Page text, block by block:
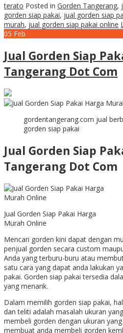
terato Posted in Gorden Tangerang,
gorden siap pakai, jual gorden siap
murah, jual gorden siap pakai online
05 Feb
Jual Gorden Siap
Tangerang Dot Com
gordentangerang.com jual
gorden siap pakai
Jual Gorden Siap
Tangerang Dot Com
Jual Gorden Siap Pakai Harga
Murah Online
Mencari gorden kini dapat dengan
penjual gorden secara custom
Anda yang terburu-buru atau
satu cara yang dapat anda lakukan
pakai. Gorden siap pakai tersedia
yang menarik.
Dalam memilih gorden siap pakai,
dan teliti adalah masalah ukuran
membeli gorden dengan ukuran
membuat anda membeli gorden